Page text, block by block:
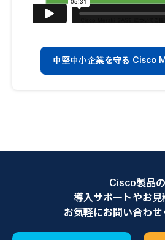
中堅中小企業を守る Cisco
Cisco製品の
導入サポートやお見
お気軽にお問い合わせ